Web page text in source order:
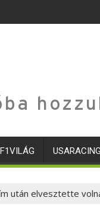
F1VILÁG USARACING
után elvesztette